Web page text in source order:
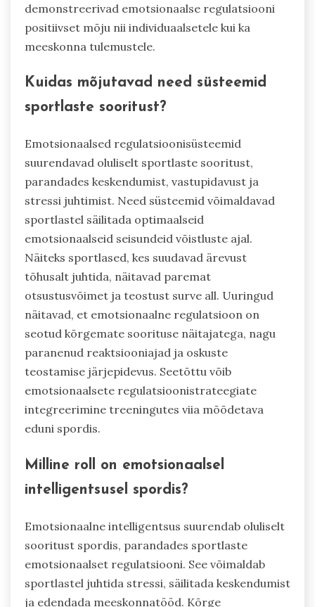
demonstreerivad emotsionaalse regulatsiooni
positiivset mõju nii individuaalsetele kui ka
meeskonna tulemustele.
Kuidas mõjutavad need süsteemid
sportlaste sooritust?
Emotsionaalsed regulatsioonisüsteemid
suurendavad oluliselt sportlaste sooritust,
parandades keskendumist, vastupidavust ja
stressi juhtimist. Need süsteemid võimaldavad
sportlastel säilitada optimaalseid
emotsionaalseid seisundeid võistluste ajal.
Näiteks sportlased, kes suudavad ärevust
tõhusalt juhtida, näitavad paremat
otsustusvõimet ja teostust surve all. Uuringud
näitavad, et emotsionaalne regulatsioon on
seotud kõrgemate soorituse näitajatega, nagu
paranenud reaktsiooniajad ja oskuste
teostamise järjepidevus. Seetõttu võib
emotsionaalsete regulatsioonistrateegiate
integreerimine treeningutes viia mõõdetava
eduni spordis.
Milline roll on emotsionaalsel
intelligentsusel spordis?
Emotsionaalne intelligentsus suurendab oluliselt
sooritust spordis, parandades sportlaste
emotsionaalset regulatsiooni. See võimaldab
sportlastel juhtida stressi, säilitada keskendumist
ja edendada meeskonnatööd. Kõrge